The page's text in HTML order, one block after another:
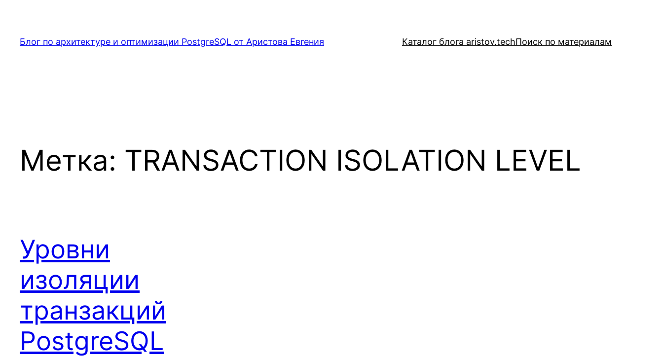
содержимому
Блог по архитектуре и оптимизации PostgreSQL от Аристова Евгения Каталог блога aristov.techПоиск по материалам
Метка: TRANSACTION ISOLATION LEVEL
Уровни
изоляции
транзакций
PostgreSQL